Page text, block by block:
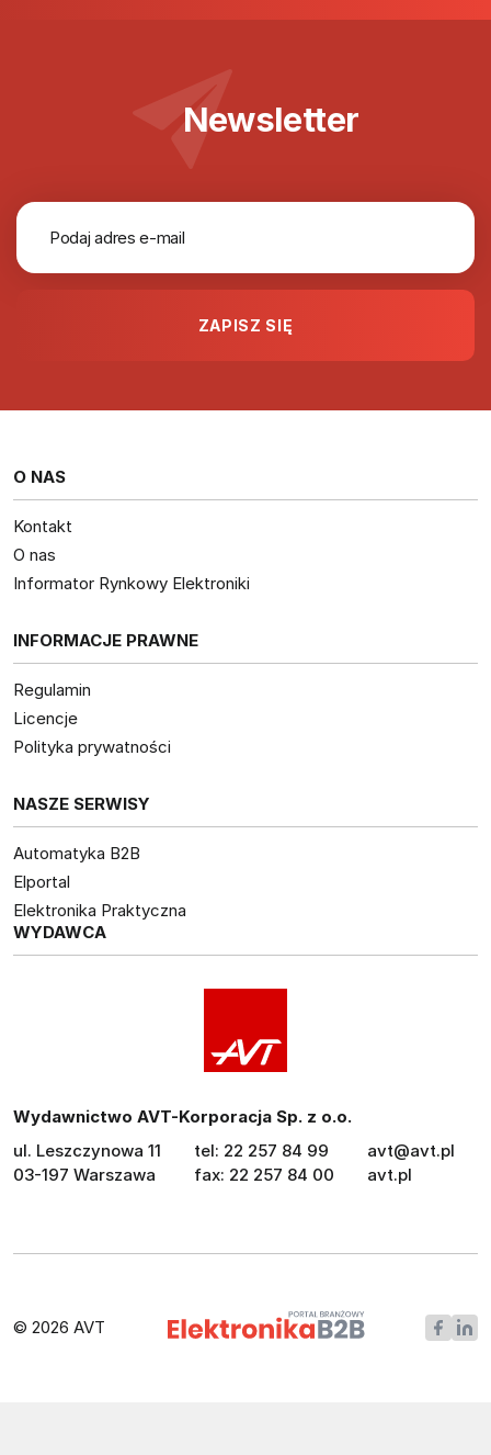
Newsletter
O NAS
Kontakt
O nas
Informator Rynkowy Elektroniki
INFORMACJE PRAWNE
Regulamin
Licencje
Polityka prywatności
NASZE SERWISY
Automatyka B2B
Elportal
Elektronika Praktyczna
WYDAWCA
Wydawnictwo AVT-Korporacja Sp. z o.o.
ul. Leszczynowa 11
03-197 Warszawa
tel: 22 257 84 99
fax: 22 257 84 00
avt@avt.pl
avt.pl
© 2026 AVT